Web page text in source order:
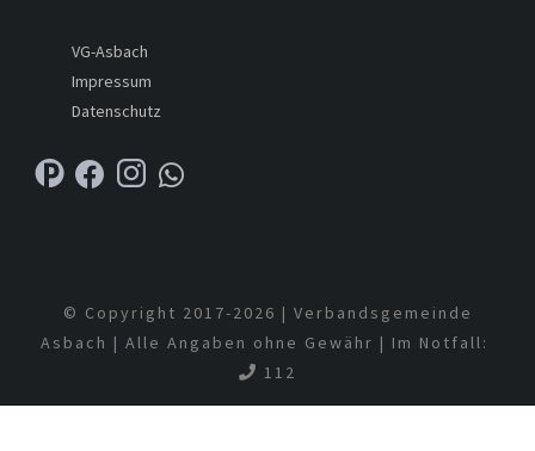
VG-Asbach
Impressum
Datenschutz
© Copyright 2017-2026 | Verbandsgemeinde
Asbach | Alle Angaben ohne Gewähr | Im Notfall:
112